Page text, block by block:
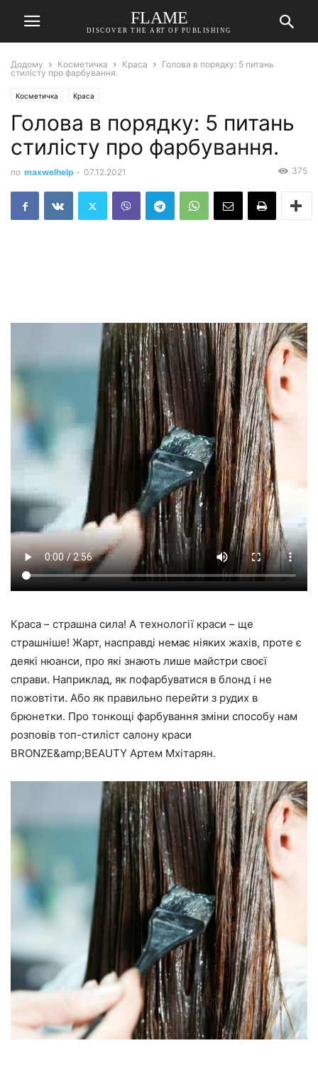
FLAME
DISCOVER THE ART OF PUBLISHING
Додому Косметичка Краса
Голова в порядку: 5 питань
стилісту про фарбування.
Косметичка Краса
Голова в порядку: 5 питань
стилісту про фарбування.
по maxwelhelp - 07.12.2021 375
Краса – страшна сила! А технології краси – ще
страшніше! Жарт, насправді немає ніяких жахів, проте є
деякі нюанси, про які знають лише майстри своєї
справи. Наприклад, як пофарбуватися в блонд і не
пожовтіти. Або як правильно перейти з рудих в
брюнетки. Про тонкощі фарбування зміни способу нам
розповів топ-стиліст салону краси
BRONZE&amp;BEAUTY Артем Мхітарян.